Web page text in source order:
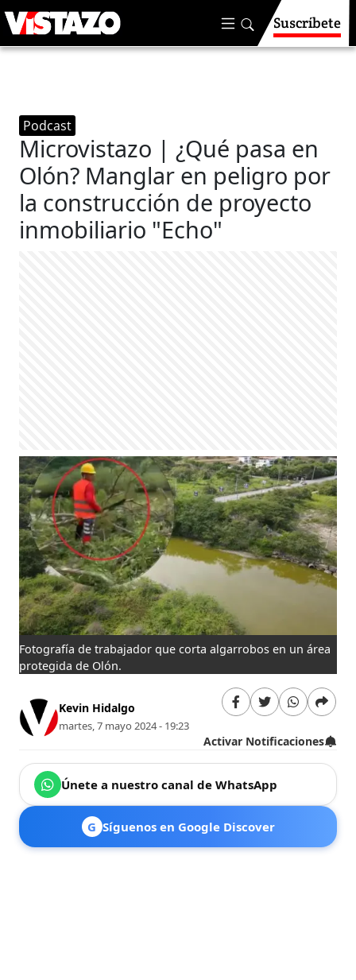
Suscríbete
Podcast
Microvistazo | ¿Qué pasa en
Olón? Manglar en peligro por
la construcción de proyecto
inmobiliario "Echo"
Fotografía de trabajador que corta algarrobos en un área
protegida de Olón.
Kevin Hidalgo
martes, 7 mayo 2024 - 19:23
Activar Notificaciones
Únete a nuestro canal de WhatsApp
G Síguenos en Google Discover